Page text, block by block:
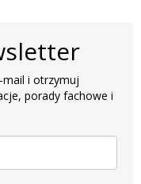
mail i otrzymuj
porady fachowe i